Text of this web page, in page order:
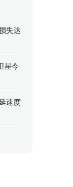
失达
星今
速度